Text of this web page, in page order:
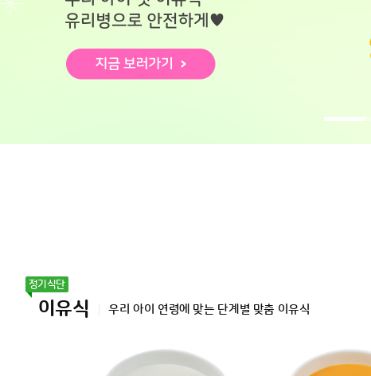
이유식 우리 아이 연령에 맞는 단계별 맞춤 이유식